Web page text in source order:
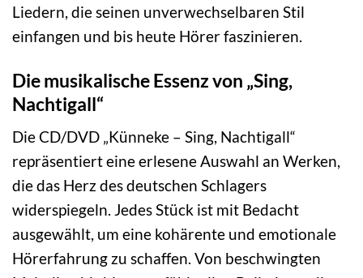
Liedern, die seinen unverwechselbaren Stil
einfangen und bis heute Hörer faszinieren.
Die musikalische Essenz von „Sing,
Nachtigall“
Die CD/DVD „Künneke – Sing, Nachtigall“
repräsentiert eine erlesene Auswahl an Werken,
die das Herz des deutschen Schlagers
widerspiegeln. Jedes Stück ist mit Bedacht
ausgewählt, um eine kohärente und emotionale
Hörerfahrung zu schaffen. Von beschwingten